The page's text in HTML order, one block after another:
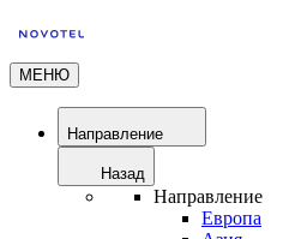
МЕНЮ
Направление
Назад
Направление
Европа